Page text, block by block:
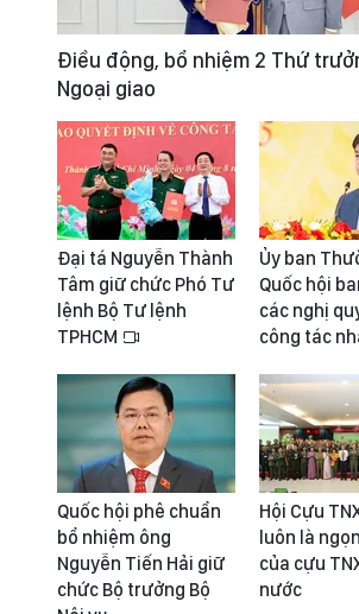
Điều động, bổ nhiệm 2 Thứ
Ngoại giao
Đại tá Nguyễn Thành
Tâm giữ chức Phó Tư
lệnh Bộ Tư lệnh
TPHCM
Ủy ban
Quốc hội
các nghị
công tác
Quốc hội phê chuẩn
bổ nhiệm ông
Nguyễn Tiến Hải giữ
chức Bộ trưởng Bộ
Hội Cựu
luôn là
của cựu
nước